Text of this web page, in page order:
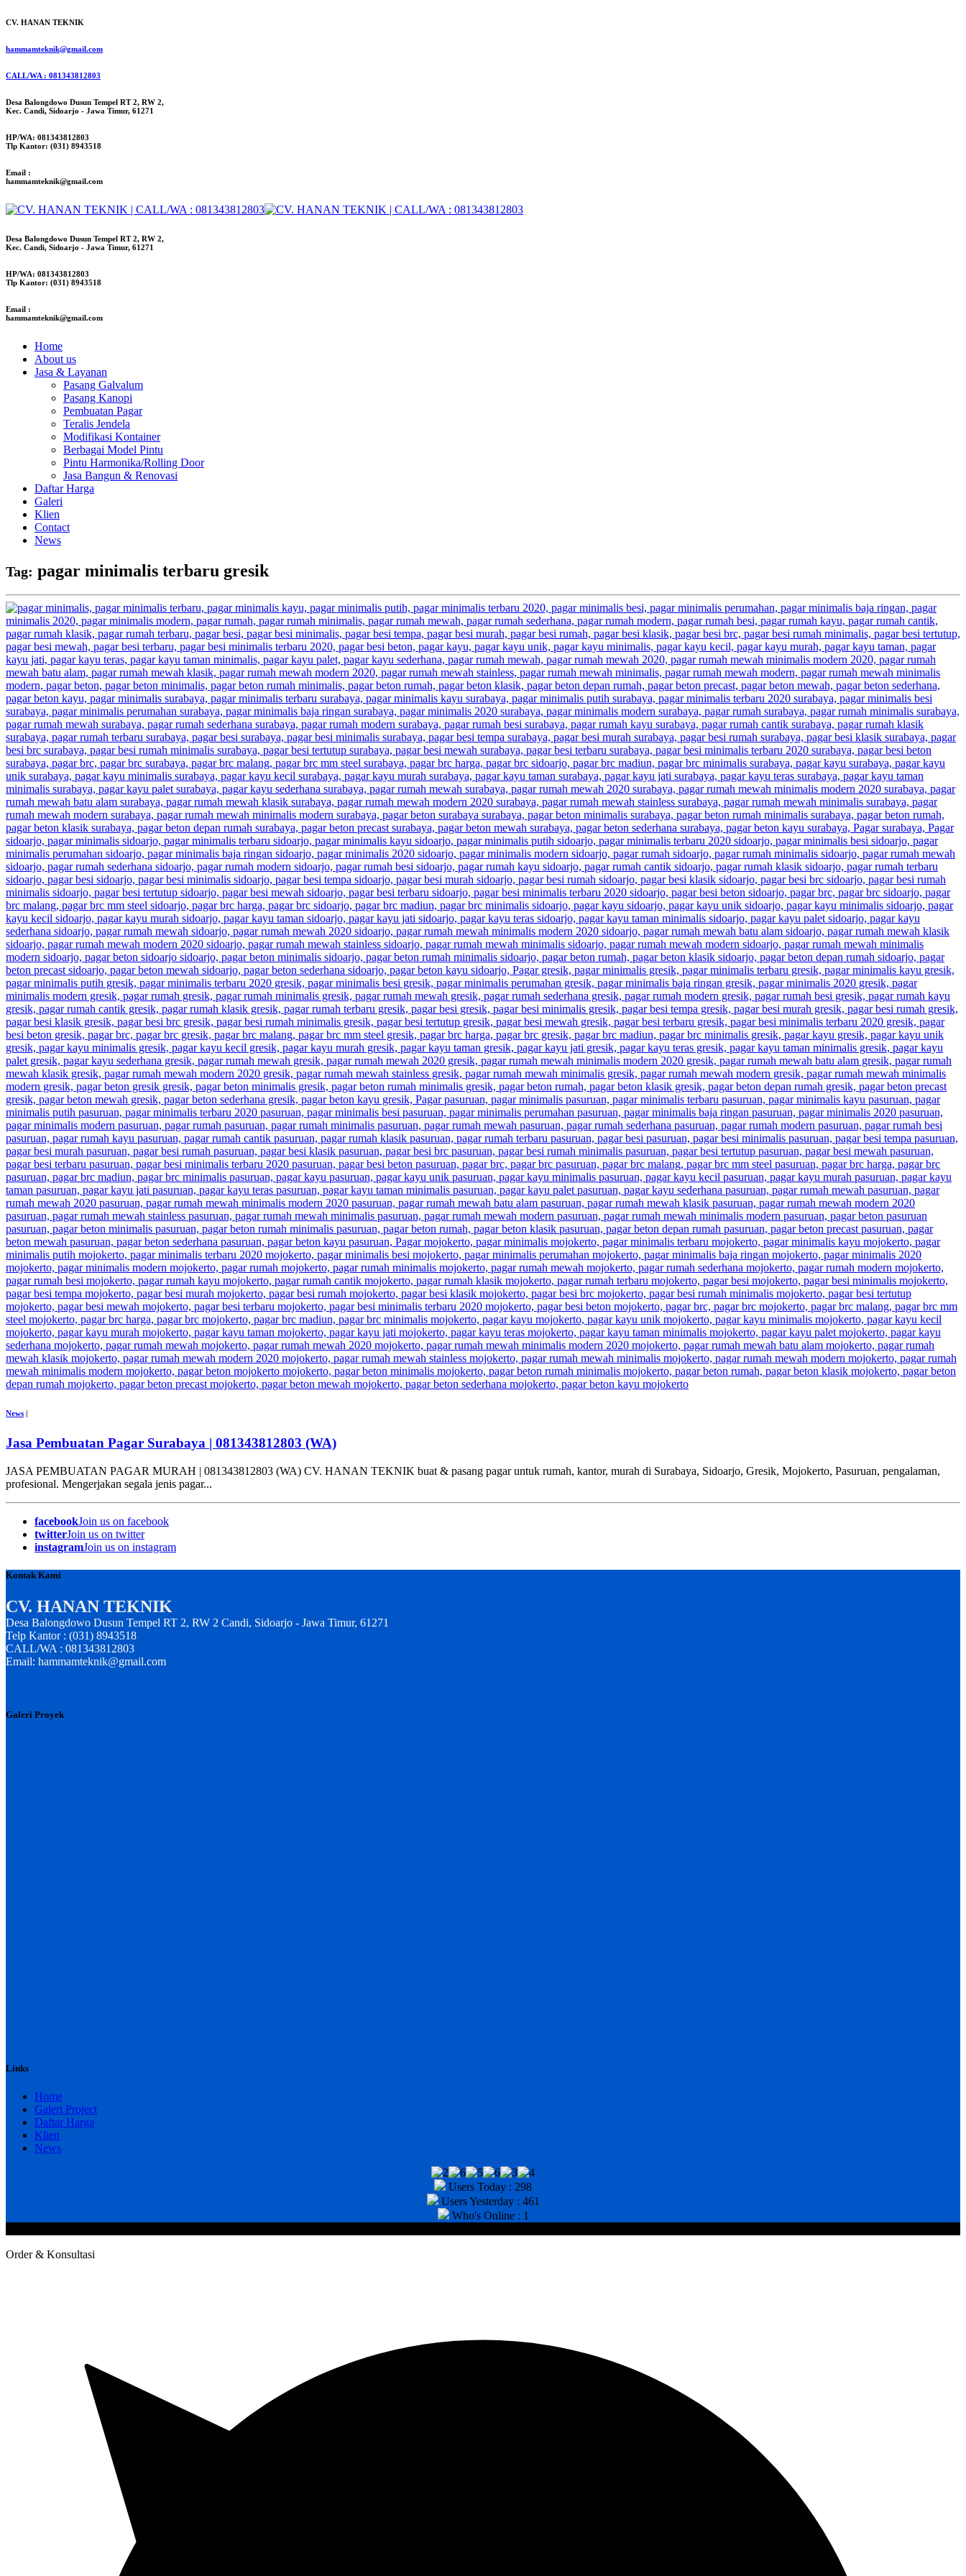
CV. HANAN TEKNIK
hammamteknik@gmail.com
CALL/WA : 081343812803
Desa Balongdowo Dusun Tempel RT 2, RW 2,
Kec. Candi, Sidoarjo - Jawa Timur, 61271
HP/WA: 081343812803
Tlp Kantor: (031) 8943518
Email :
hammamteknik@gmail.com
Desa Balongdowo Dusun Tempel RT 2, RW 2,
Kec. Candi, Sidoarjo - Jawa Timur, 61271
HP/WA: 081343812803
Tlp Kantor: (031) 8943518
Email :
hammamteknik@gmail.com
Home
About us
Jasa & Layanan
Pasang Galvalum
Pasang Kanopi
Pembuatan Pagar
Teralis Jendela
Modifikasi Kontainer
Berbagai Model Pintu
Pintu Harmonika/Rolling Door
Jasa Bangun & Renovasi
Daftar Harga
Galeri
Klien
Contact
News
Tag: pagar minimalis terbaru gresik
News
Jasa Pembuatan Pagar Surabaya | 081343812803 (WA)
JASA PEMBUATAN PAGAR MURAH | 081343812803 (WA) CV. HANAN TEKNIK buat & pasang pagar untuk rumah, kantor, murah di Surabaya, Sidoarjo, Gresik, Mojokerto, Pasuruan, pengalaman,
profesional. Mengerjakan segala jenis pagar...
facebookJoin us on facebook
twitterJoin us on twitter
instagramJoin us on instagram
Kontak Kami
CV. HANAN TEKNIK
Desa Balongdowo Dusun Tempel RT 2, RW 2 Candi, Sidoarjo - Jawa Timur, 61271
Telp Kantor : (031) 8943518
CALL/WA : 081343812803
Email: hammamteknik@gmail.com
Galeri Proyek
Links
Home
Galeri Project
Daftar Harga
Klien
News
Users Today : 298
Users Yesterday : 461
Who's Online : 1
Order & Konsultasi